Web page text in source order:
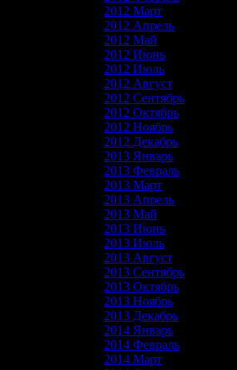
2012 Март
2012 Апрель
2012 Май
2012 Июнь
2012 Июль
2012 Август
2012 Сентябрь
2012 Октябрь
2012 Ноябрь
2012 Декабрь
2013 Январь
2013 Февраль
2013 Март
2013 Апрель
2013 Май
2013 Июнь
2013 Июль
2013 Август
2013 Сентябрь
2013 Октябрь
2013 Ноябрь
2013 Декабрь
2014 Январь
2014 Февраль
2014 Март